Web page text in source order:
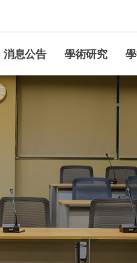
消息公告 學術研究